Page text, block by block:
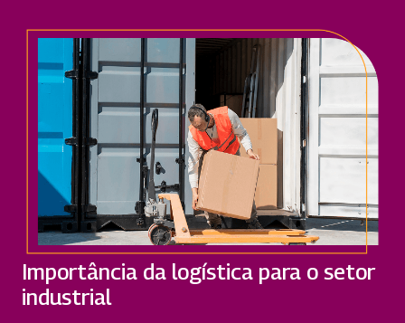
Importância da logística para o setor
industrial